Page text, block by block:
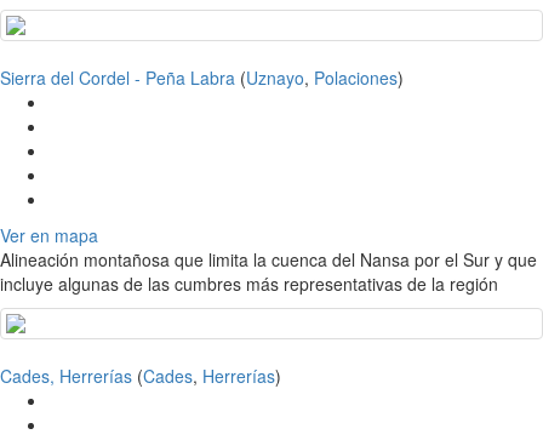
Sierra del Cordel - Peña Labra (Uznayo, Polaciones)
Ver en mapa
Alineación montañosa que limita la cuenca del Nansa por el Sur y que
incluye algunas de las cumbres más representativas de la región
Cades, Herrerías (Cades, Herrerías)